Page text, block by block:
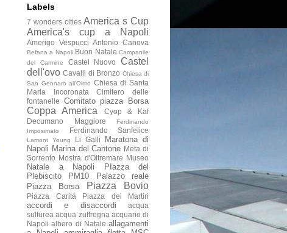
Labels
7 wonders cities America s Cup
America's cup a Napoli
Amerigo Vespucci Antonio Canova
Befana a Napoli Buon Natale Campanile
del Carmine
Castel Nuovo
Castel
dell'ovo Cavalli di Bronzo Chiesa di
San Gennaro all'Olmo Chiesa di Santa
Maria Incoronata
Cimitero delle
fontanelle
Comitato piazza Borsa
Coppa America
Cyop & Kaf
Decumano Maggiore
Ferdinando
Imposimato
Ferdinando Sanfelice
Lamont Young Li Galli
Maratona di
Napoli Marina del Cantone Meta di
Sorrento Mostra d'Oltremare Museo
Natale a Napoli
PIazza del
Plebiscito
PM10
Palazzo reale
Piazza Borsa
Piazza Bovio
Piazza Carità Piazza dei Martiri
accordi e disaccordi
acqua
sulfurea acqua zuffregna acquario di
Napoli albero di Natale allagamenti